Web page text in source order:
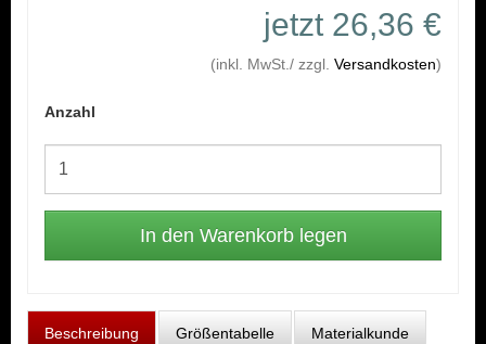
jetzt 26,36 €
(inkl. MwSt./ zzgl. Versandkosten)
Anzahl
Beschreibung Größentabelle Materialkunde